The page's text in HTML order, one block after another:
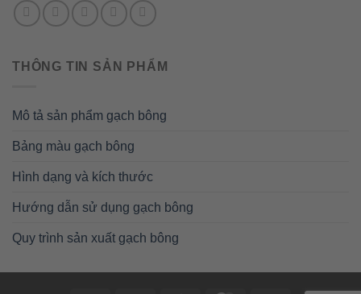
THÔNG TIN SẢN PHẨM
Mô tả sản phẩm gạch bông
Bảng màu gạch bông
Hình dạng và kích thước
Hướng dẫn sử dụng gạch bông
Quy trình sản xuất gạch bông